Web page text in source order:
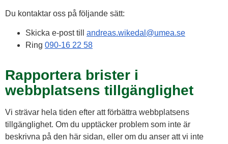
Du kontaktar oss på följande sätt:
Skicka e-post till andreas.wikedal@umea.se
Ring 090-16 22 58
Rapportera brister i
webbplatsens tillgänglighet
Vi strävar hela tiden efter att förbättra webbplatsens
tillgänglighet. Om du upptäcker problem som inte är
beskrivna på den här sidan, eller om du anser att vi inte